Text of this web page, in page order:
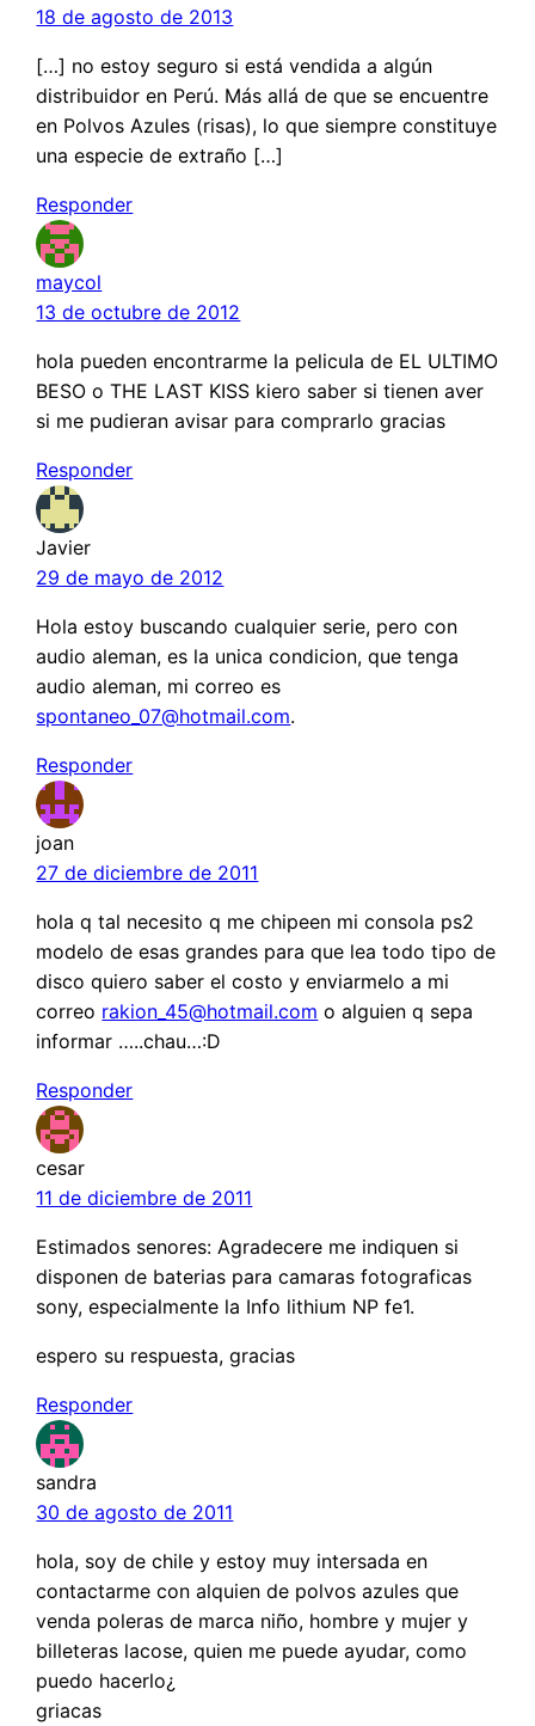
18 de agosto de 2013
[…] no estoy seguro si está vendida a algún
distribuidor en Perú. Más allá de que se encuentre
en Polvos Azules (risas), lo que siempre constituye
una especie de extraño […]
Responder
maycol
13 de octubre de 2012
hola pueden encontrarme la pelicula de EL ULTIMO
BESO o THE LAST KISS kiero saber si tienen aver
si me pudieran avisar para comprarlo gracias
Responder
Javier
29 de mayo de 2012
Hola estoy buscando cualquier serie, pero con
audio aleman, es la unica condicion, que tenga
audio aleman, mi correo es
spontaneo_07@hotmail.com.
Responder
joan
27 de diciembre de 2011
hola q tal necesito q me chipeen mi consola ps2
modelo de esas grandes para que lea todo tipo de
disco quiero saber el costo y enviarmelo a mi
correo rakion_45@hotmail.com o alguien q sepa
informar …..chau…:D
Responder
cesar
11 de diciembre de 2011
Estimados senores: Agradecere me indiquen si
disponen de baterias para camaras fotograficas
sony, especialmente la Info lithium NP fe1.
espero su respuesta, gracias
Responder
sandra
30 de agosto de 2011
hola, soy de chile y estoy muy intersada en
contactarme con alquien de polvos azules que
venda poleras de marca niño, hombre y mujer y
billeteras lacose, quien me puede ayudar, como
puedo hacerlo¿
griacas